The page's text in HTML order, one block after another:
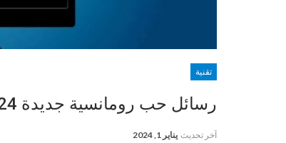
تقنية
رسائل حب رومانسية جديدة 2024
آخر تحديث يناير 1, 2024